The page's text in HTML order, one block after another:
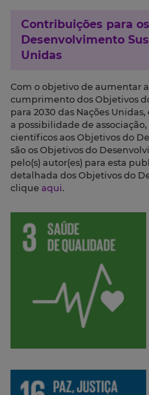
Contribuições para os
Desenvolvimento
Unidas
Com o objetivo de aumentar
cumprimento dos Objetivos
para 2030 das Nações
a possibilidade de
científicos aos Objetivos do
são os Objetivos do
pelo(s) autor(es) para esta
detalhada dos Objetivos do
clique aqui.